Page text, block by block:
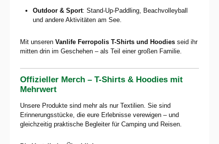
Outdoor & Sport: Stand-Up-Paddling, Beachvolleyball
und andere Aktivitäten am See.
Mit unseren Vanlife Ferropolis T-Shirts und Hoodies seid ihr
mitten drin im Geschehen – als Teil einer großen Familie.
Offizieller Merch – T-Shirts & Hoodies mit
Mehrwert
Unsere Produkte sind mehr als nur Textilien. Sie sind
Erinnerungsstücke, die eure Erlebnisse verewigen – und
gleichzeitig praktische Begleiter für Camping und Reisen.